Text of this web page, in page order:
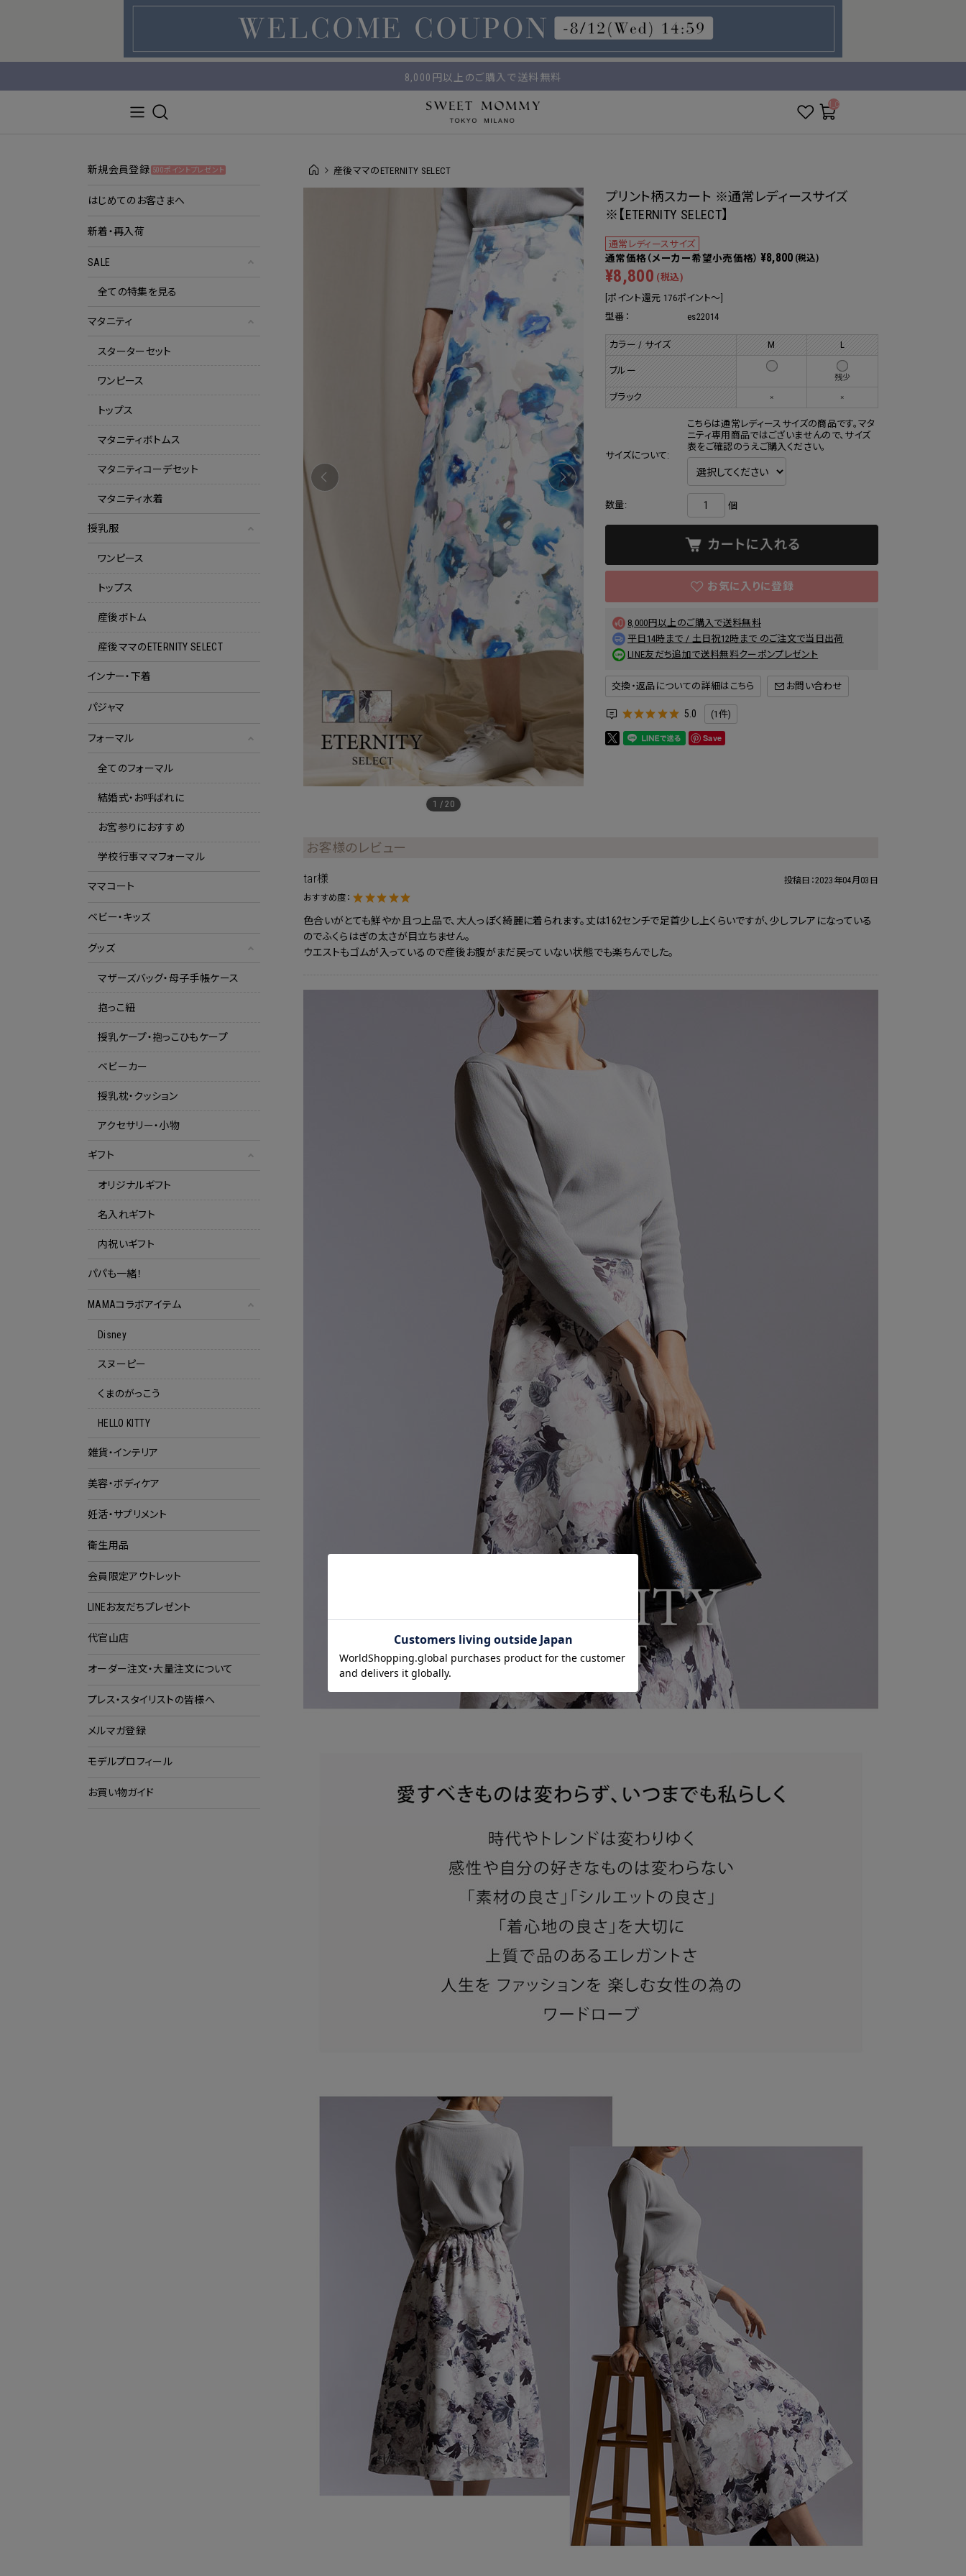
マタニティウェア・授乳服のスウィートマミー
8,000円以上のご購入で送料無料
__ITM_CNT__
産後ママのETERNITY SELECT
1 /20
プリント柄スカート ※通常レディースサイズ
※【ETERNITY SELECT】
通常レディースサイズ
¥8,800 (税込)
¥8,800 (税込)
[ポイント還元 176ポイント～]
型番：
es22014
カラー / サイズ M L
ブルー
残少
ブラック × ×
サイズについて:
こちらは通常レディースサイズの商品です。マタ
ニティ専用商品ではございませんので、サイズ
表をご確認のうえご購入ください。
数量: 個
8,000円以上のご購入で送料無料
平日14時まで / 土日祝12時まで のご注文で当日出荷
LINE友だち追加で送料無料クーポンプレゼント
交換・返品についての詳細はこちら
5.0 (1件)
Save
お客様のレビュー
tar様 投稿日：2023年04月03日
おすすめ度：
色合いがとても鮮やか且つ上品で、大人っぽく綺麗に着られます。丈は162センチで足首少し上くらいですが、少しフレアになっている
のでふくらはぎの太さが目立ちません。
ウエストもゴムが入っているので産後お腹がまだ戻っていない状態でも楽ちんでした。
新規会員登録 500ポイントプレゼント
はじめてのお客さまへ
新着・再入荷
SALE
全ての特集を見る
マタニティ
スターターセット
ワンピース
トップス
マタニティボトムス
マタニティコーデセット
マタニティ水着
授乳服
ワンピース
トップス
産後ボトム
産後ママのETERNITY SELECT
インナー・下着
パジャマ
フォーマル
全てのフォーマル
結婚式・お呼ばれに
お宮参りにおすすめ
学校行事ママフォーマル
ママコート
ベビー・キッズ
グッズ
マザーズバッグ・母子手帳ケース
抱っこ紐
授乳ケープ・抱っこひもケープ
ベビーカー
授乳枕・クッション
アクセサリー・小物
ギフト
オリジナルギフト
名入れギフト
内祝いギフト
パパも一緒！
MAMAコラボアイテム
Disney
スヌーピー
くまのがっこう
HELLO KITTY
雑貨・インテリア
美容・ボディケア
妊活・サプリメント
衛生用品
会員限定アウトレット
LINEお友だちプレゼント
代官山店
オーダー注文・大量注文について
プレス・スタイリストの皆様へ
メルマガ登録
モデルプロフィール
お買い物ガイド
ショッピングカート画面にてご入力ください。
クーポンのご利用には会員登録が必要となります。